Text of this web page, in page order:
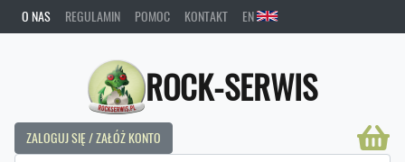
O NAS REGULAMIN POMOC KONTAKT EN
ROCK-SERWIS
ZALOGUJ SIĘ / ZAŁÓŻ KONTO